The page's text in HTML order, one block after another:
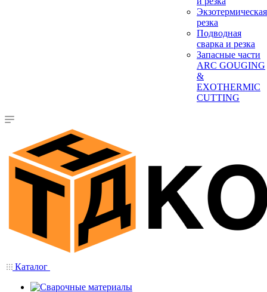
Экзотермическая
резка
Подводная
сварка и резка
Запасные части
ARC GOUGING
&
EXOTHERMIC
CUTTING
Каталог